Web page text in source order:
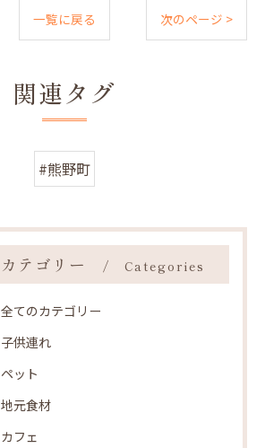
一覧に戻る 次のページ >
関連タグ
#熊野町
カテゴリー Categories
全てのカテゴリー
子供連れ
ペット
地元食材
カフェ